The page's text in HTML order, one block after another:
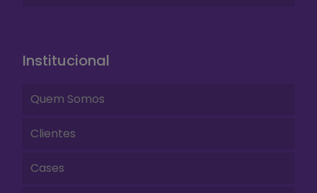
Institucional
Quem Somos
Clientes
Cases